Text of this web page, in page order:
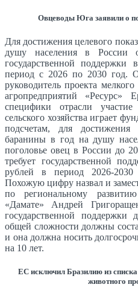
Овцеводы Юга заявили о
Для достижения целевого
душу населения в России
государственной
период с 2026 по 2030 год.
руководитель проекта
агропредприятий
специфики отрасли участие
сельского хозяйства играет
подсчетам, для
баранины в год на душу
поголовье овец в России до
требует государственной
рублей в период 2026-
Похожую цифру назвал и
по региональному
«Дамате» Андрей
государственной поддержки
общей сложности должны
и она должна носить
на 10 лет.
ЕС исключил Бразилию из
животного